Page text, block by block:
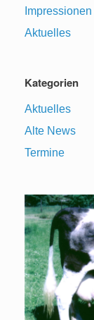
Aktuelles
Kategorien
Aktuelles
Alte News
Termine